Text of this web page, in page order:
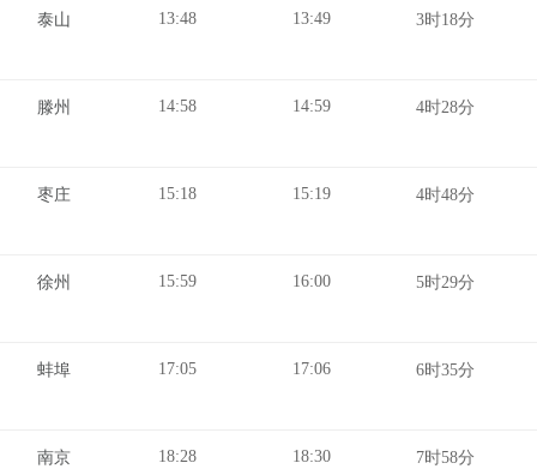
泰山 13:48 13:49 3时18分
滕州 14:58 14:59 4时28分
枣庄 15:18 15:19 4时48分
徐州 15:59 16:00 5时29分
蚌埠 17:05 17:06 6时35分
南京 18:28 18:30 7时58分